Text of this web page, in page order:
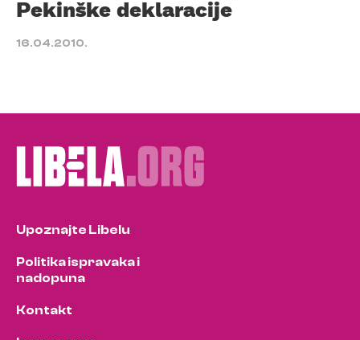
Pekinške deklaracije
16.04.2010.
Upoznajte Libelu
Politika ispravaka i
nadopuna
Kontakt